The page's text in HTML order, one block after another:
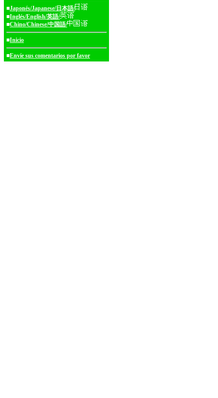
■Japonés/Japanese/日本語/
■Inglés/English/英語/
■Chino/Chinese/中国語/
■Inicio
■Envíe sus comentarios por favor